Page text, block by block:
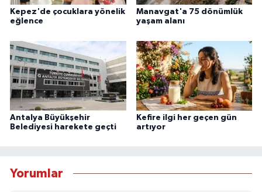
Kepez'de çocuklara yönelik
eğlence
Manavgat'a 75 dönümlük
yaşam alanı
Antalya Büyükşehir
Belediyesi harekete geçti
Kefire ilgi her geçen gün
artıyor
Yorumlar